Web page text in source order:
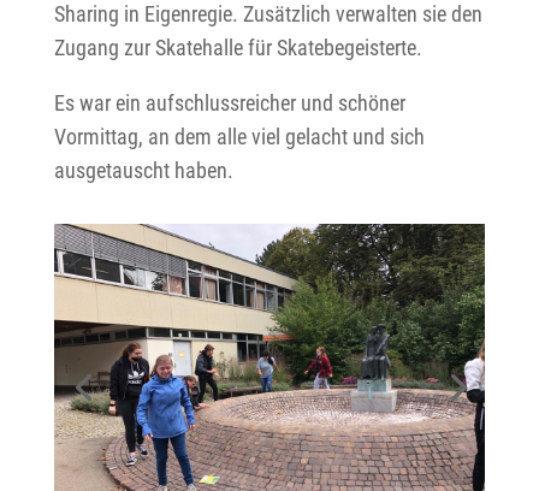
Sharing in Eigenregie. Zusätzlich verwalten sie den
Zugang zur Skatehalle für Skatebegeisterte.
Es war ein aufschlussreicher und schöner
Vormittag, an dem alle viel gelacht und sich
ausgetauscht haben.